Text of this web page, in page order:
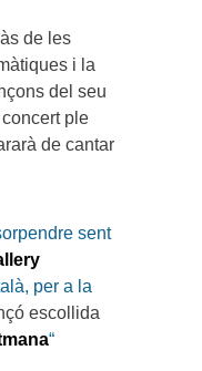
de les
i la
del seu
ple
de cantar
sent
per a la
escollida
“